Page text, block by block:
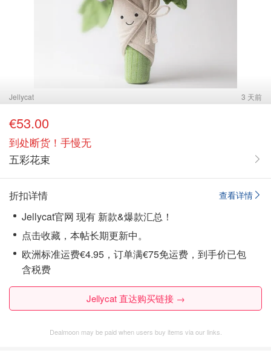
Jellycat 3 天前
€53.00
到处断货！手慢无
五彩花束
查看详情
折扣详情
Jellycat官网 现有 新款&爆款汇总！
点击收藏，本帖长期更新中。
欧洲标准运费€4.95，订单满€75免运费，到手价已包
含税费
Jellycat 直达购买链接 →
Dealmoon may be paid when users buy items via our links.